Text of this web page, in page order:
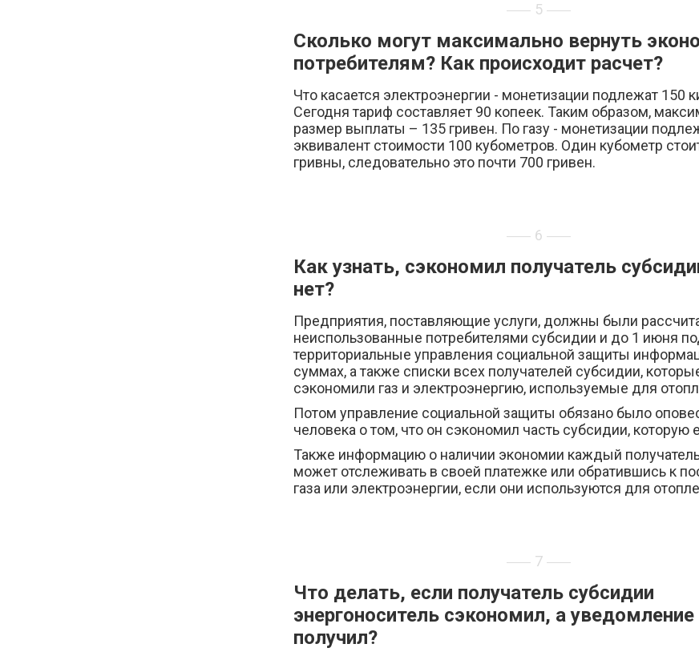
5
Сколько могут максимально вернуть
потребителям? Как происходит расчет?
Что касается электроэнергии - монетизации подлежат 150
Сегодня тариф составляет 90 копеек. Таким образом,
размер выплаты – 135 гривен. По газу - монетизации
эквивалент стоимости 100 кубометров. Один кубометр
гривны, следовательно это почти 700 гривен.
6
Как узнать, сэкономил получатель
нет?
Предприятия, поставляющие услуги, должны были
неиспользованные потребителями субсидии и до 1 июня
территориальные управления социальной защиты
суммах, а также списки всех получателей субсидии,
сэкономили газ и электроэнергию, используемые для
Потом управление социальной защиты обязано было
человека о том, что он сэкономил часть субсидии, которую
Также информацию о наличии экономии каждый
может отслеживать в своей платежке или обратившись к
газа или электроэнергии, если они используются для
7
Что делать, если получатель субсидии
энергоноситель сэкономил, а уведомление
получил?